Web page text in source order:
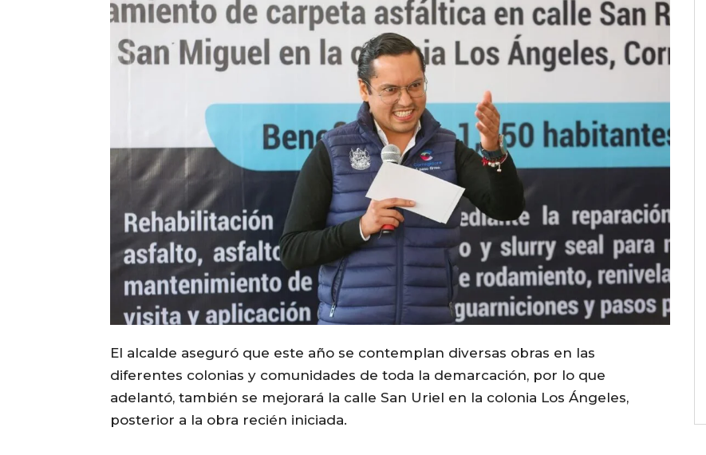
El alcalde aseguró que este año se contemplan diversas obras en las
diferentes colonias y comunidades de toda la demarcación, por lo que
adelantó, también se mejorará la calle San Uriel en la colonia Los Ángeles,
posterior a la obra recién iniciada.